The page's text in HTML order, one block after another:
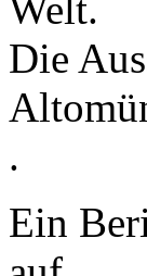
Die
.
Ein